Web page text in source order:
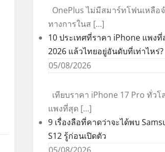
OnePlus ไม่มีสมาร์ทโฟนเหลือ
ทางการในส […]
10 ประเทศที่ราคา iPhone แพง
2026 แล้วไทยอยู่อันดับที่เท่าไหร่?
05/08/2026
เทียบราคา iPhone 17 Pro ทั่ว
แพงที่สุด […]
9 เรื่องลือที่คาดว่าจะได้พบ
S12 รู้ก่อนเปิดตัว